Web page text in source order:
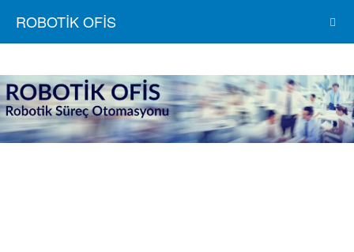
ROBOTİK OFİS